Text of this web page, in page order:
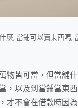
麼, 當鋪可以賣東西嗎,
物皆可當，但當舖
，以及到當鋪當東
才不會在借款時因